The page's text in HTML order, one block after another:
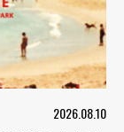
2026.08.10